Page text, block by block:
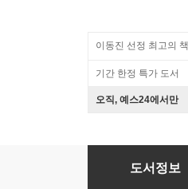
이동진 선정 최고의 책
기간 한정 특가 도서
오직, 예스24에서만
올림포스 코드
도서정보